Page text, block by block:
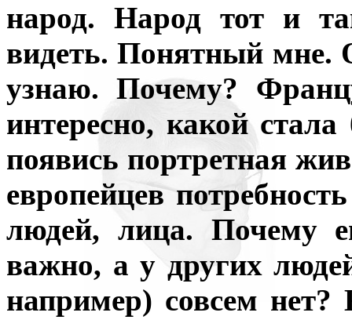
народ. Народ тот и
видеть. Понятный мне.
узнаю. Почему?
интересно, какой
появись портретная
европейцев
людей, лица. Почему
важно, а у других
например) совсем